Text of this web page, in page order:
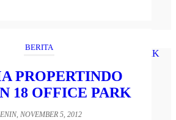
BERITA
PROPERTINDO
18 OFFICE PARK
NOVEMBER 5, 2012